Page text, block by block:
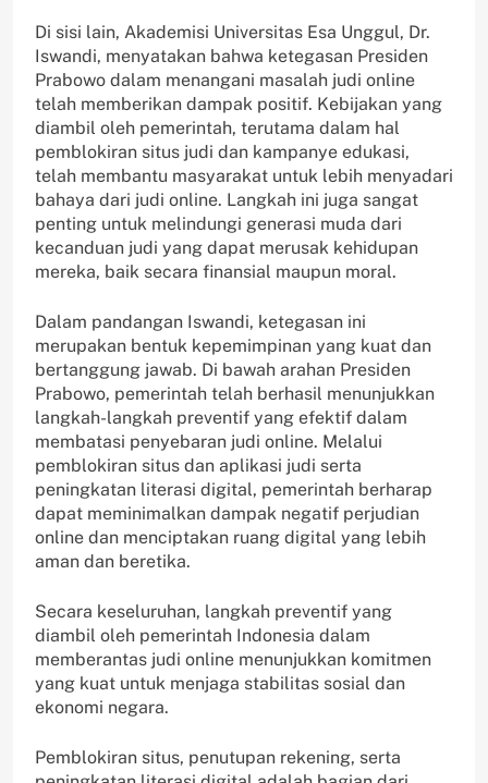
Di sisi lain, Akademisi Universitas Esa Unggul, Dr.
Iswandi, menyatakan bahwa ketegasan Presiden
Prabowo dalam menangani masalah judi online
telah memberikan dampak positif. Kebijakan yang
diambil oleh pemerintah, terutama dalam hal
pemblokiran situs judi dan kampanye edukasi,
telah membantu masyarakat untuk lebih menyadari
bahaya dari judi online. Langkah ini juga sangat
penting untuk melindungi generasi muda dari
kecanduan judi yang dapat merusak kehidupan
mereka, baik secara finansial maupun moral.
Dalam pandangan Iswandi, ketegasan ini
merupakan bentuk kepemimpinan yang kuat dan
bertanggung jawab. Di bawah arahan Presiden
Prabowo, pemerintah telah berhasil menunjukkan
langkah-langkah preventif yang efektif dalam
membatasi penyebaran judi online. Melalui
pemblokiran situs dan aplikasi judi serta
peningkatan literasi digital, pemerintah berharap
dapat meminimalkan dampak negatif perjudian
online dan menciptakan ruang digital yang lebih
aman dan beretika.
Secara keseluruhan, langkah preventif yang
diambil oleh pemerintah Indonesia dalam
memberantas judi online menunjukkan komitmen
yang kuat untuk menjaga stabilitas sosial dan
ekonomi negara.
Pemblokiran situs, penutupan rekening, serta